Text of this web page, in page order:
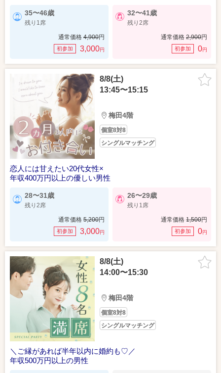
35〜46歳
残り1席
通常価格 4,900円
初参加 3,000円
32〜41歳
残り2席
通常価格 2,900円
初参加 0円
8/8(土)
13:45〜15:15
梅田4階
個室8対8
シングルマッチング
恋人には甘えたい20代女性×
年収400万円以上の優しい男性
28〜31歳
残り2席
通常価格 5,200円
初参加 3,000円
26〜29歳
残り1席
通常価格 1,500円
初参加 0円
8/8(土)
14:00〜15:30
梅田4階
個室8対8
シングルマッチング
＼ご縁があれば半年以内に婚約も♡／
年収500万円以上の男性